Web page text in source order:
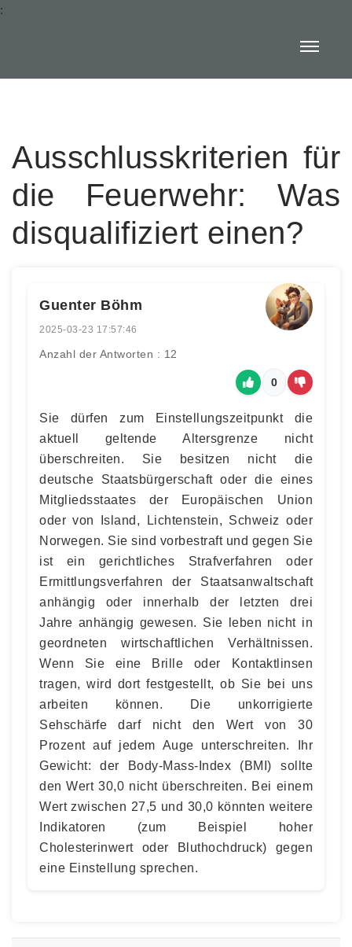
:
Ausschlusskriterien für
die Feuerwehr: Was
disqualifiziert einen?
Guenter Böhm
2025-03-23 17:57:46
Anzahl der Antworten : 12
0
Sie dürfen zum Einstellungszeitpunkt die
aktuell geltende Altersgrenze nicht
überschreiten. Sie besitzen nicht die
deutsche Staatsbürgerschaft oder die eines
Mitgliedsstaates der Europäischen Union
oder von Island, Lichtenstein, Schweiz oder
Norwegen. Sie sind vorbestraft und gegen Sie
ist ein gerichtliches Strafverfahren oder
Ermittlungsverfahren der Staatsanwaltschaft
anhängig oder innerhalb der letzten drei
Jahre anhängig gewesen. Sie leben nicht in
geordneten wirtschaftlichen Verhältnissen.
Wenn Sie eine Brille oder Kontaktlinsen
tragen, wird dort festgestellt, ob Sie bei uns
arbeiten können. Die unkorrigierte
Sehschärfe darf nicht den Wert von 30
Prozent auf jedem Auge unterschreiten. Ihr
Gewicht: der Body-Mass-Index (BMI) sollte
den Wert 30,0 nicht überschreiten. Bei einem
Wert zwischen 27,5 und 30,0 könnten weitere
Indikatoren (zum Beispiel hoher
Cholesterinwert oder Bluthochdruck) gegen
eine Einstellung sprechen.